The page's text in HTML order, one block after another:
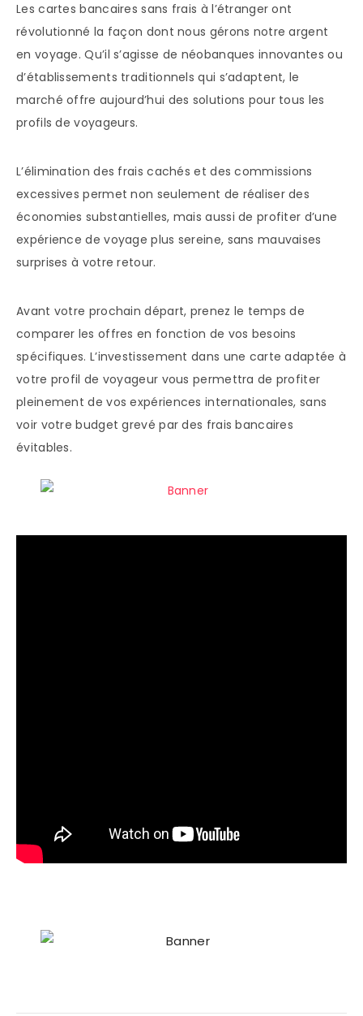
Les cartes bancaires sans frais à l’étranger ont
révolutionné la façon dont nous gérons notre argent
en voyage. Qu’il s’agisse de néobanques innovantes ou
d’établissements traditionnels qui s’adaptent, le
marché offre aujourd’hui des solutions pour tous les
profils de voyageurs.
L’élimination des frais cachés et des commissions
excessives permet non seulement de réaliser des
économies substantielles, mais aussi de profiter d’une
expérience de voyage plus sereine, sans mauvaises
surprises à votre retour.
Avant votre prochain départ, prenez le temps de
comparer les offres en fonction de vos besoins
spécifiques. L’investissement dans une carte adaptée à
votre profil de voyageur vous permettra de profiter
pleinement de vos expériences internationales, sans
voir votre budget grevé par des frais bancaires
évitables.